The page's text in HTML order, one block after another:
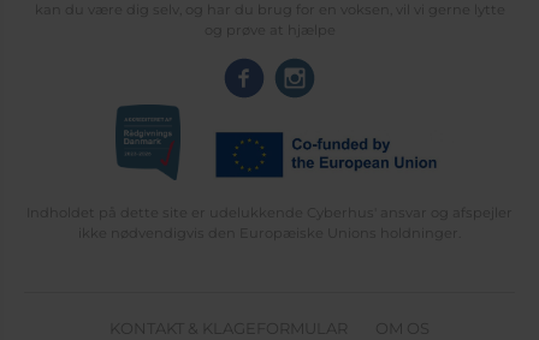
kan du være dig selv, og har du brug for en voksen, vil vi gerne lytte
og prøve at hjælpe
Indholdet på dette site er udelukkende Cyberhus' ansvar og afspejler
ikke nødvendigvis den Europæiske Unions holdninger.
KONTAKT & KLAGEFORMULAR OM OS